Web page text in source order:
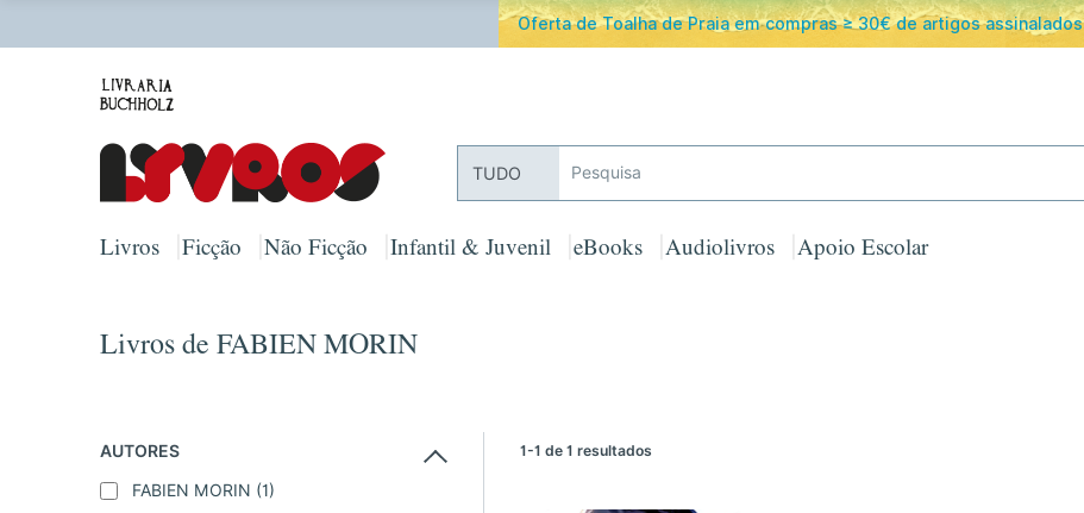
Oferta de Toalha de Praia em compras ≥ 30€ de artigos assinalados
TUDO
Livros Ficção Não Ficção Infantil & Juvenil eBooks Audiolivros Apoio Escolar
Livros de FABIEN MORIN
AUTORES
FABIEN MORIN (1)
1-1 de 1 resultados